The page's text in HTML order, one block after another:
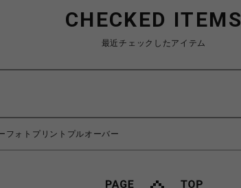
CHECKED ITEMS
最近チェックしたアイテム
フォトプリントプルオーバー